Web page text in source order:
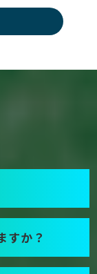
すか？